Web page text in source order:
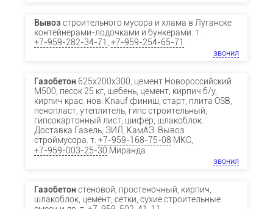
Вывоз строительного мусора и хлама в Луганске
контейнерами-лодочками и бункерами. т.
+7-959-282-34-71 , +7-959-254-65-71 .
звонил
Газобетон 625х200х300, цемент Новороссийский
М500, песок 25 кг, щебень, цемент, кирпич б/у,
кирпич крас. нов. Knauf финиш, старт, плита OSB,
пенопласт, утеплитель, гипс строительный,
гипсокартонный лист, шифер, шлакоблок.
Доставка Газель, ЗИЛ, КамАЗ. Вывоз
строймусора. т. +7-959-168-75-08 МКС,
+7-959-003-25-30 Миранда.
звонил
Газобетон стеновой, простеночный, кирпич,
шлакоблок, цемент, сетки, сухие строительные